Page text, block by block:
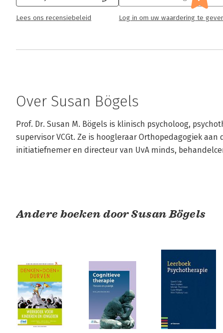
Lees ons recensiebeleid Log in om uw waardering te
Over Susan Bögels
Prof. Dr. Susan M. Bögels is klinisch psycholoog,
supervisor VCGt. Ze is hoogleraar Orthopedagogiek
initiatiefnemer en directeur van UvA minds,
Andere boeken door Susan Bögels